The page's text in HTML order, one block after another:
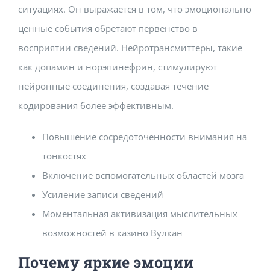
ситуациях. Он выражается в том, что эмоционально
ценные события обретают первенство в
восприятии сведений. Нейротрансмиттеры, такие
как допамин и норэпинефрин, стимулируют
нейронные соединения, создавая течение
кодирования более эффективным.
Повышение сосредоточенности внимания на
тонкостях
Включение вспомогательных областей мозга
Усиление записи сведений
Моментальная активизация мыслительных
возможностей в казино Вулкан
Почему яркие эмоции